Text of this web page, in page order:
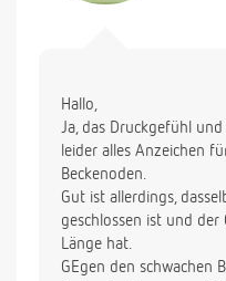
eine
nicht mehr
eine Rektozele (leider
nicht
jetzigen
schlechten
Hallo,
Ja, das Druckgefühl
leider alles Anzeichen
Beckenoden.
Gut ist allerdings,
geschlossen ist und
Länge hat.
GEgen den schwachen